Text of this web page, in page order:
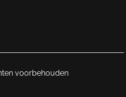
van
van
voorbehouden